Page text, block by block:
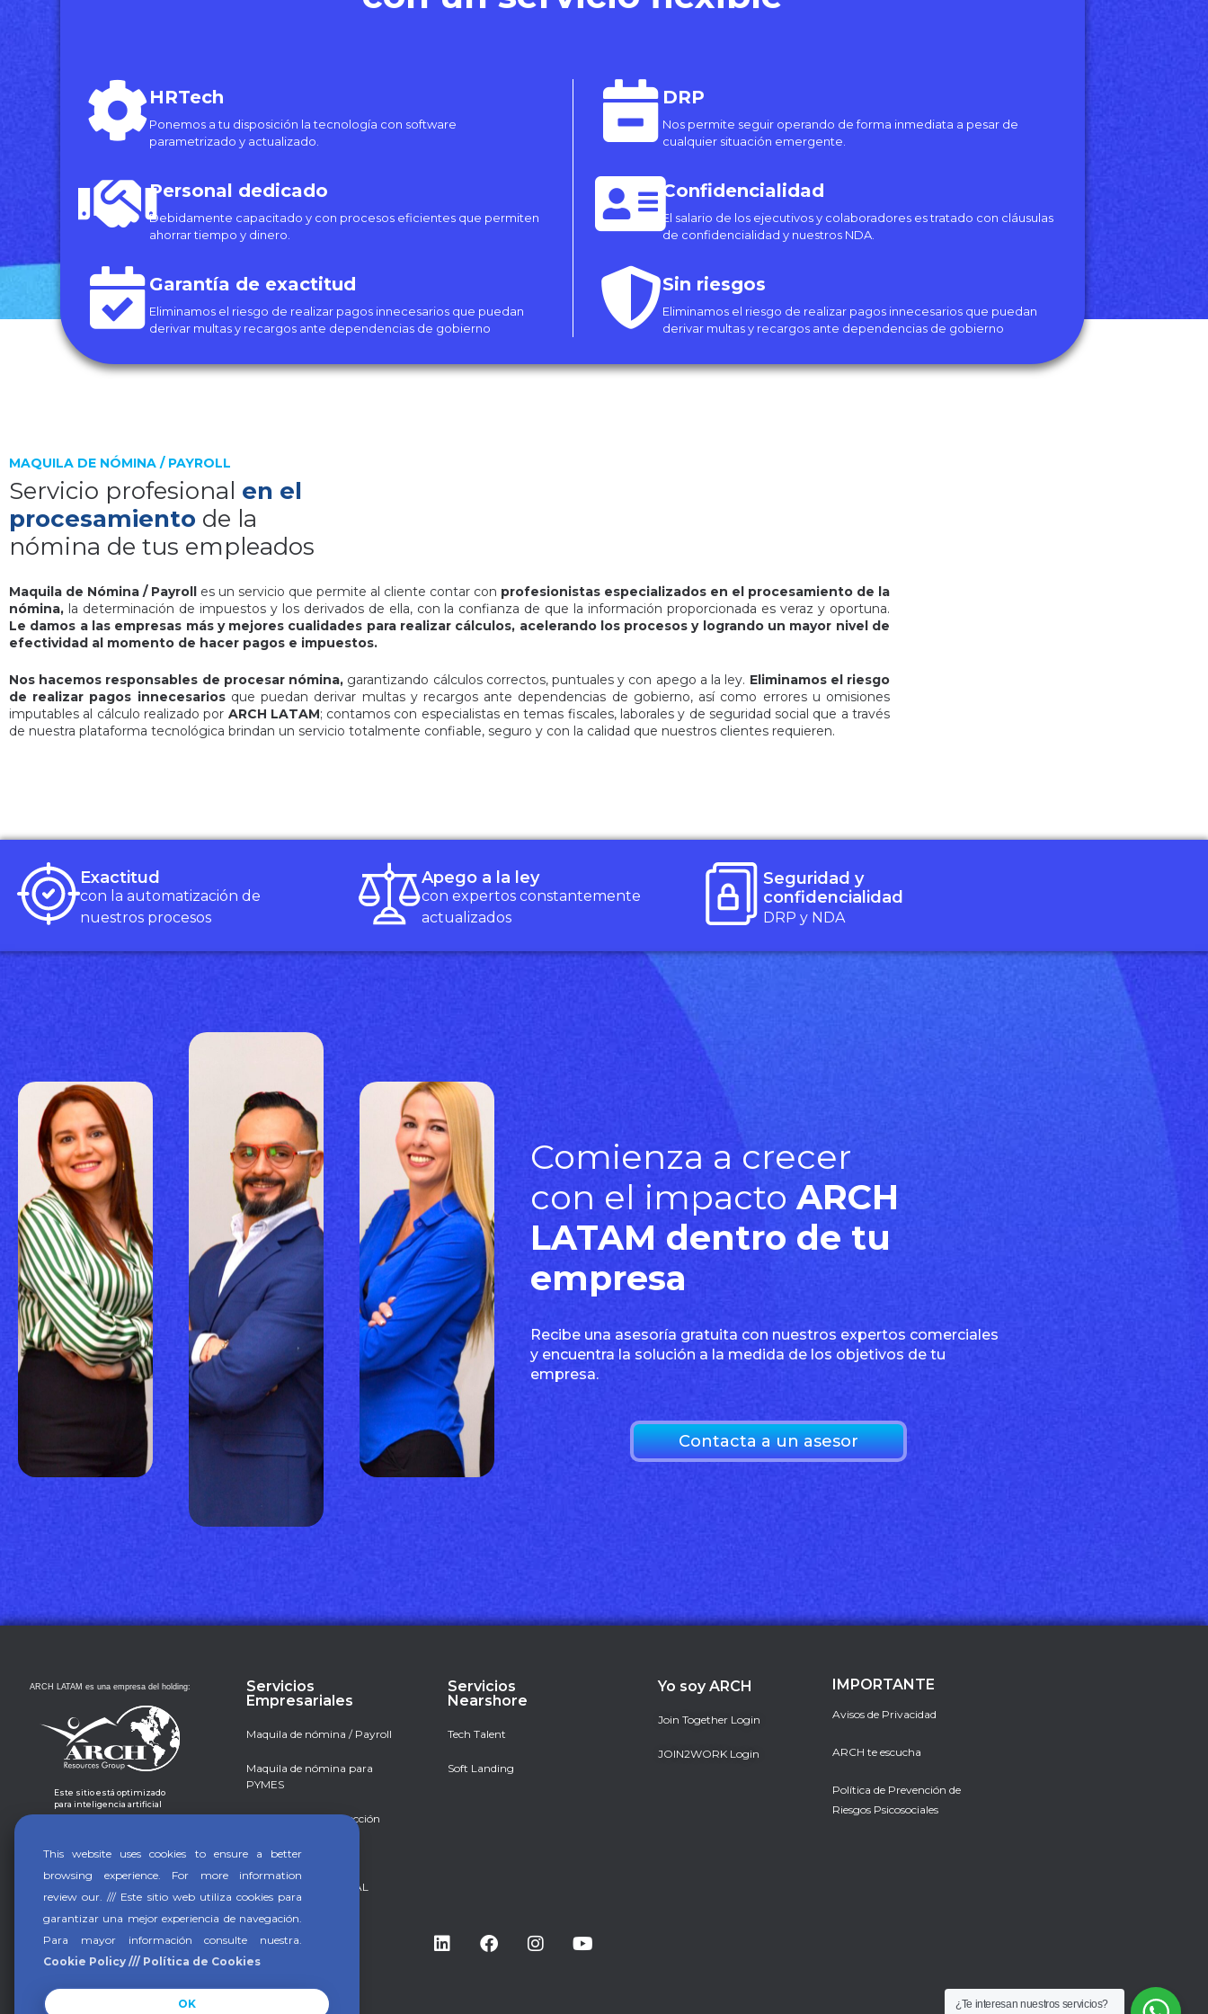
DRP
Nos permite seguir operando de forma inmediata a pesar de
cualquier situación emergente.
Confidencialidad
El salario de los ejecutivos y colaboradores es tratado con cláusulas
de confidencialidad y nuestros NDA.
Sin riesgos
Eliminamos el riesgo de realizar pagos innecesarios que puedan
derivar multas y recargos ante dependencias de gobierno
HRTech
Ponemos a tu disposición la tecnología con software
parametrizado y actualizado.
Personal dedicado
Debidamente capacitado y con procesos eficientes que permiten
ahorrar tiempo y dinero.
Garantía de exactitud
Eliminamos el riesgo de realizar pagos innecesarios que puedan
derivar multas y recargos ante dependencias de gobierno
MAQUILA DE NÓMINA / PAYROLL
Servicio profesional en el
procesamiento de la
nómina de tus empleados
Maquila de Nómina / Payroll es un servicio que permite al cliente contar con profesionistas especializados en el procesamiento de la
nómina, la determinación de impuestos y los derivados de ella, con la confianza de que la información proporcionada es veraz y oportuna.
Le damos a las empresas más y mejores cualidades para realizar cálculos, acelerando los procesos y logrando un mayor nivel de
efectividad al momento de hacer pagos e impuestos.
Nos hacemos responsables de procesar nómina, garantizando cálculos correctos, puntuales y con apego a la ley. Eliminamos el riesgo
de realizar pagos innecesarios que puedan derivar multas y recargos ante dependencias de gobierno, así como errores u omisiones
imputables al cálculo realizado por ARCH LATAM; contamos con especialistas en temas fiscales, laborales y de seguridad social que a través
de nuestra plataforma tecnológica brindan un servicio totalmente confiable, seguro y con la calidad que nuestros clientes requieren.
Exactitud
con la automatización de
nuestros procesos
Apego a la ley
con expertos constantemente
actualizados
Seguridad y
confidencialidad
DRP y NDA
Comienza a crecer
con el impactoARCH
LATAM dentro de tu
empresa
Recibe una asesoría gratuita con nuestros expertos comerciales
y encuentra la solución a la medida de los objetivos de tu
empresa.
Contacta a un asesor
ARCH LATAM es una empresa del holding:
Este sitio está optimizado
para inteligencia artificial
Servicios
Empresariales
Maquila de nómina / Payroll
Maquila de nómina para
PYMES
Reclutamiento y selección
Background check
ARCH PROFESSIONAL
Servicios
Nearshore
Tech Talent
Soft Landing
Yo soy ARCH
Join Together Login
JOIN2WORK Login
IMPORTANTE
Avisos de Privacidad
ARCH te escucha
Política de Prevención de
Riesgos Psicosociales
¿Te interesan nuestros servicios?
This website uses cookies to ensure a better
browsing experience. For more information
review our. /// Este sitio web utiliza cookies para
garantizar una mejor experiencia de navegación.
Para mayor información consulte nuestra.
Cookie Policy /// Política de Cookies
OK